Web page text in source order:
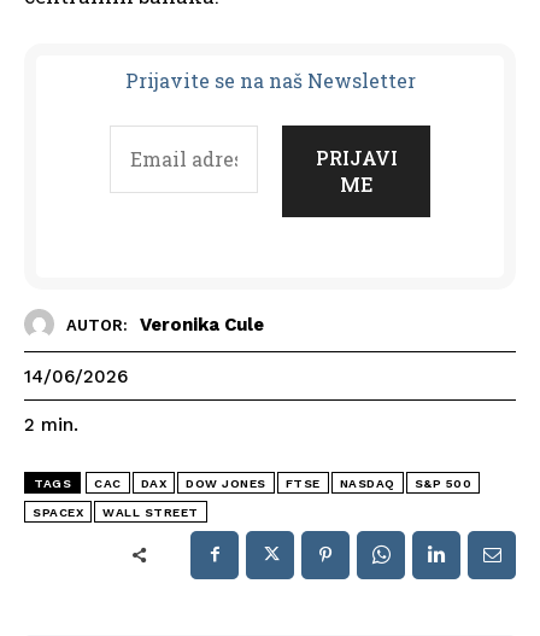
Prijavite se na naš Newsletter
AUTOR: Veronika Cule
14/06/2026
2 min.
TAGS CAC DAX DOW JONES FTSE NASDAQ S&P 500
SPACEX WALL STREET